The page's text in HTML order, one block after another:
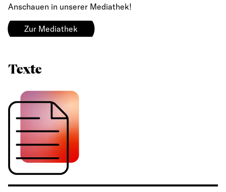
Anschauen in unserer Mediathek!
Zur Mediathek
Texte